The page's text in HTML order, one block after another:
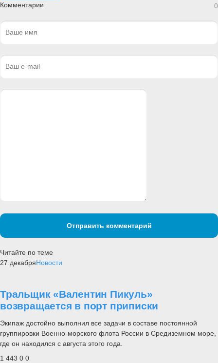
Комментарии 0
Отправить комментарий
Читайте по теме
27 декабряНовости
Тральщик «Валентин Пикуль»
возвращается в порт приписки
Экипаж достойно выполнил все задачи в составе постоянной
группировки Военно-морского флота России в Средиземном море,
где он находился с августа этого года.
1 443 0 0